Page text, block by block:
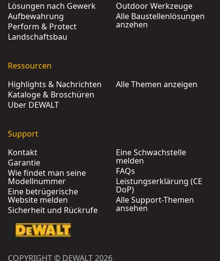
Lösungen nach Gewerk
Aufbewahrung
Perform & Protect
Landschaftsbau
Outdoor Werkzeuge
Alle Baustellenlösungen
anzehen
Ressourcen
Highlights & Nachrichten
Kataloge & Broschüren
Über DEWALT
Alle Themen anzeigen
Support
Kontakt
Garantie
Wie findet man seine
Modellnummer
Eine betrügerische
Website melden
Sicherheit und Rückrufe
Eine Schwachstelle
melden
FAQs
Leistungserklärung (CE
DoP)
Alle Support-Themen
ansehen
COPYRIGHT © DEWALT 2026